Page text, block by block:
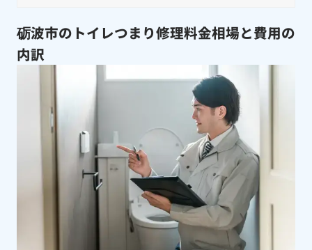
砺波市のトイレつまり修理料金相場と費用の
内訳